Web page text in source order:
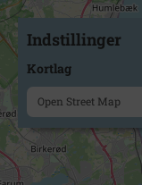
Indstillinger
Kortlag
Open Street Map